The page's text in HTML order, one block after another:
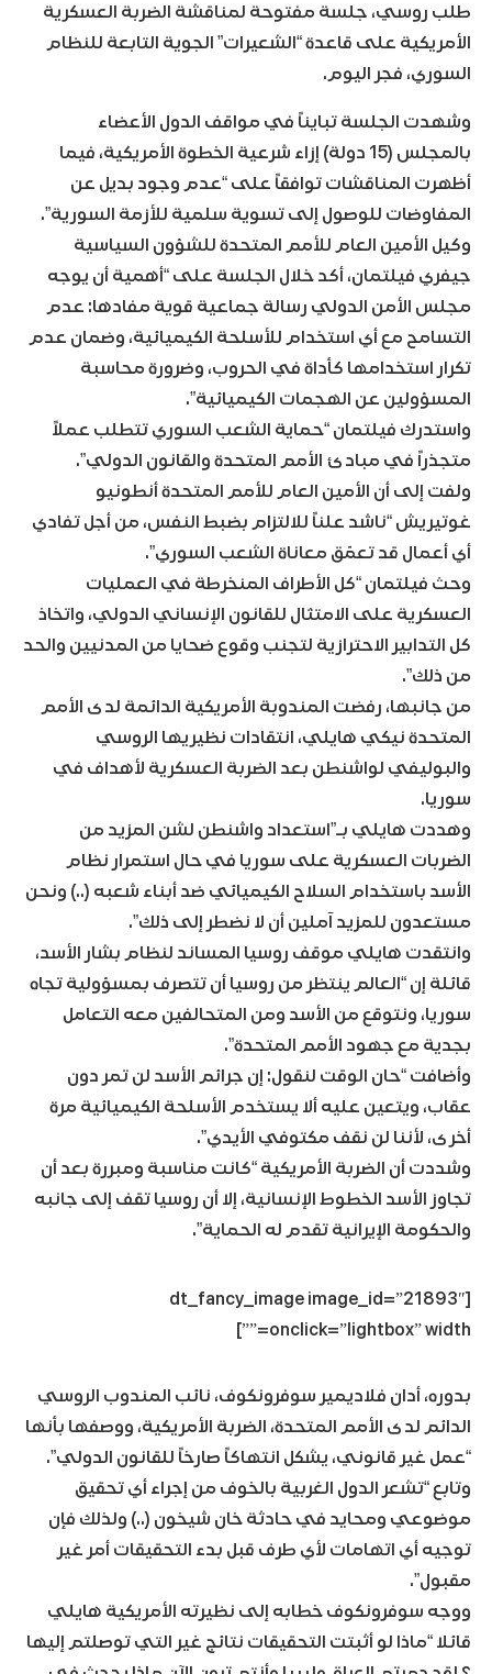
طلب روسي، جلسة مفتوحة لمناقشة الضربة العسكرية
الأمريكية على قاعدة “الشعيرات” الجوية التابعة للنظام
السوري، فجر اليوم.
وشهدت الجلسة تبايناً في مواقف الدول الأعضاء
بالمجلس (15 دولة) إزاء شرعية الخطوة الأمريكية، فيما
أظهرت المناقشات توافقاً على “عدم وجود بديل عن
المفاوضات للوصول إلى تسوية سلمية للأزمة السورية”.
وكيل الأمين العام للأمم المتحدة للشؤون السياسية
جيفري فيلتمان، أكد خلال الجلسة على “أهمية أن يوجه
مجلس الأمن الدولي رسالة جماعية قوية مفادها: عدم
التسامح مع أي استخدام للأسلحة الكيميائية، وضمان عدم
تكرار استخدامها كأداة في الحروب، وضرورة محاسبة
المسؤولين عن الهجمات الكيميائية”.
واستدرك فيلتمان “حماية الشعب السوري تتطلب عملاً
متجذراً في مبادئ الأمم المتحدة والقانون الدولي”.
ولفت إلى أن الأمين العام للأمم المتحدة أنطونيو
غوتيريش “ناشد علناً للالتزام بضبط النفس، من أجل تفادي
أي أعمال قد تعمّق معاناة الشعب السوري”.
وحث فيلتمان “كل الأطراف المنخرطة في العمليات
العسكرية على الامتثال للقانون الإنساني الدولي، واتخاذ
كل التدابير الاحترازية لتجنب وقوع ضحايا من المدنيين والحد
من ذلك”.
من جانبها، رفضت المندوبة الأمريكية الدائمة لدى الأمم
المتحدة نيكي هايلي، انتقادات نظيريها الروسي
والبوليفي لواشنطن بعد الضربة العسكرية لأهداف في
سوريا.
وهددت هايلي بـ”استعداد واشنطن لشن المزيد من
الضربات العسكرية على سوريا في حال استمرار نظام
الأسد باستخدام السلاح الكيميائي ضد أبناء شعبه (..) ونحن
مستعدون للمزيد آملين أن لا نضطر إلى ذلك”.
وانتقدت هايلي موقف روسيا المساند لنظام بشار الأسد،
قائلة إن “العالم ينتظر من روسيا أن تتصرف بمسؤولية تجاه
سوريا، ونتوقع من الأسد ومن المتحالفين معه التعامل
بجدية مع جهود الأمم المتحدة”.
وأضافت “حان الوقت لنقول: إن جرائم الأسد لن تمر دون
عقاب، ويتعين عليه ألا يستخدم الأسلحة الكيميائية مرة
أخرى، لأننا لن نقف مكتوفي الأيدي”.
وشددت أن الضربة الأمريكية “كانت مناسبة ومبررة بعد أن
تجاوز الأسد الخطوط الإنسانية، إلا أن روسيا تقف إلى جانبه
والحكومة الإيرانية تقدم له الحماية”.
[dt_fancy_image image_id=”21893″
onclick=”lightbox” width=””]
بدوره، أدان فلاديمير سوفرونكوف، نائب المندوب الروسي
الدائم لدى الأمم المتحدة، الضربة الأمريكية، ووصفها بأنها
“عمل غير قانوني، يشكل انتهاكاً صارخاً للقانون الدولي”.
وتابع “تشعر الدول الغربية بالخوف من إجراء أي تحقيق
موضوعي ومحايد في حادثة خان شيخون (..) ولذلك فإن
توجيه أي اتهامات لأي طرف قبل بدء التحقيقات أمر غير
مقبول”.
ووجه سوفرونكوف خطابه إلى نظيرته الأمريكية هايلي
قائلا “ماذا لو أثبتت التحقيقات نتائج غير التي توصلتم إليها